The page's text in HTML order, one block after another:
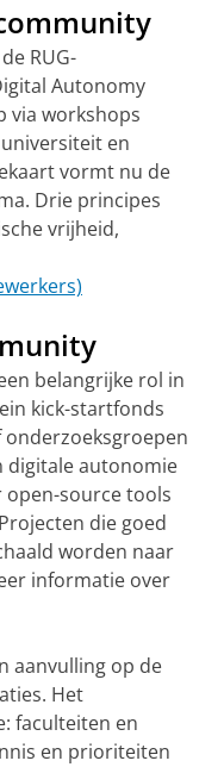
RUG-
Autonomy
via workshops
en
vormt nu de
Drie principes
vrijheid,
belangrijke rol in
kick-startfonds
digitale autonomie
source tools
die goed
worden naar
informatie over
aanvulling op de
Het
faculteiten en
en prioriteiten